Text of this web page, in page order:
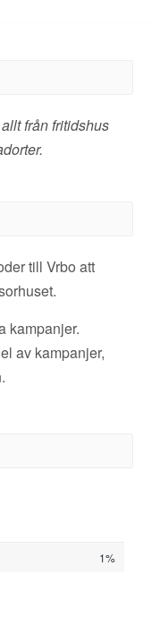
från fritidshus
till Vrbo att
kampanjer.
av kampanjer,
1%